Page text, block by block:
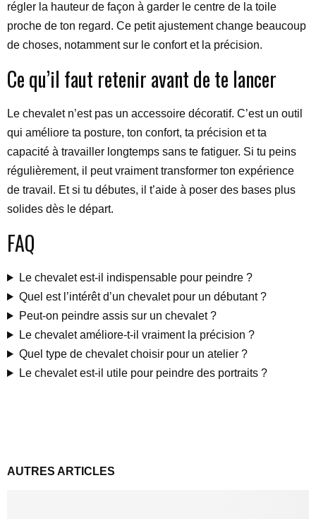
régler la hauteur de façon à garder le centre de la toile
proche de ton regard. Ce petit ajustement change beaucoup
de choses, notamment sur le confort et la précision.
Ce qu’il faut retenir avant de te lancer
Le chevalet n’est pas un accessoire décoratif. C’est un outil
qui améliore ta posture, ton confort, ta précision et ta
capacité à travailler longtemps sans te fatiguer. Si tu peins
régulièrement, il peut vraiment transformer ton expérience
de travail. Et si tu débutes, il t’aide à poser des bases plus
solides dès le départ.
FAQ
Le chevalet est-il indispensable pour peindre ?
Quel est l’intérêt d’un chevalet pour un débutant ?
Peut-on peindre assis sur un chevalet ?
Le chevalet améliore-t-il vraiment la précision ?
Quel type de chevalet choisir pour un atelier ?
Le chevalet est-il utile pour peindre des portraits ?
AUTRES ARTICLES